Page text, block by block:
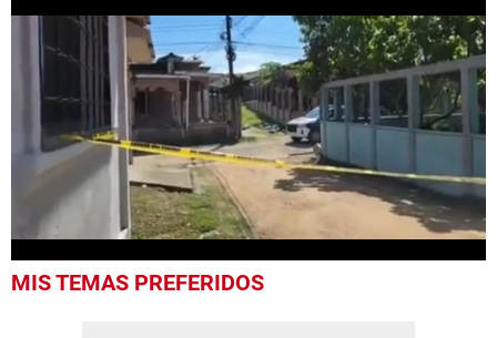
seconds
MIS TEMAS PREFERIDOS